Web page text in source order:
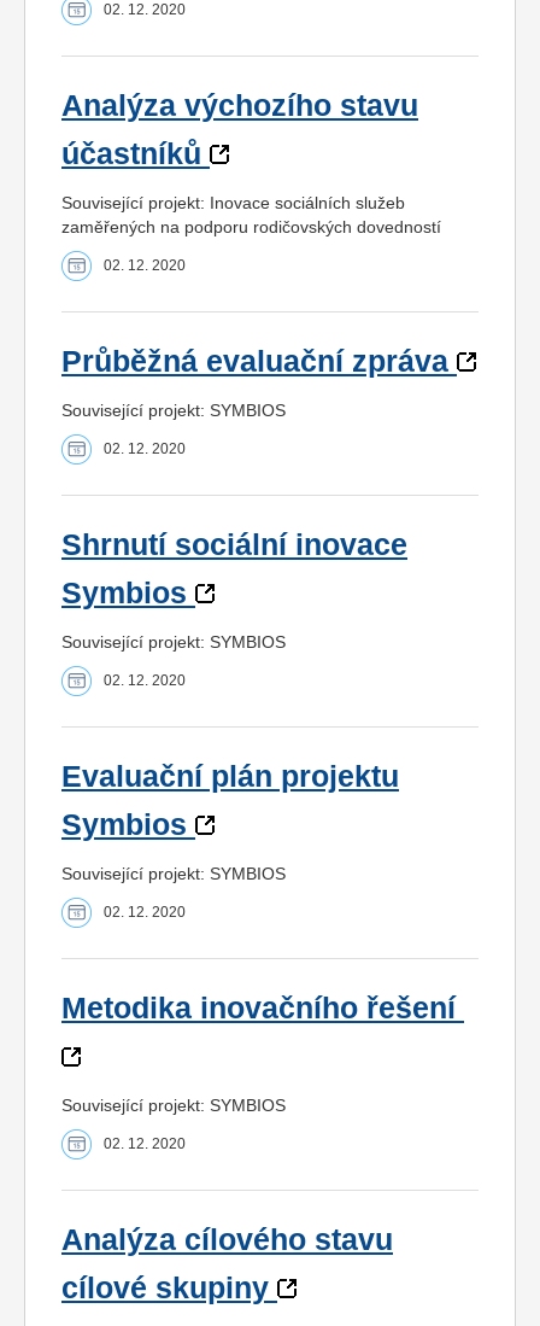
02. 12. 2020
Analýza výchozího stavu
účastníků
Související projekt: Inovace sociálních služeb
zaměřených na podporu rodičovských dovedností
02. 12. 2020
Průběžná evaluační zpráva
Související projekt: SYMBIOS
02. 12. 2020
Shrnutí sociální inovace
Symbios
Související projekt: SYMBIOS
02. 12. 2020
Evaluační plán projektu
Symbios
Související projekt: SYMBIOS
02. 12. 2020
Metodika inovačního řešení
Související projekt: SYMBIOS
02. 12. 2020
Analýza cílového stavu
cílové skupiny